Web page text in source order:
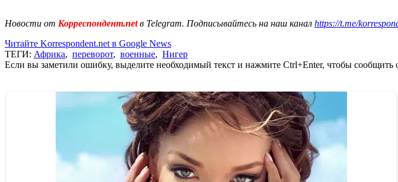
Новости от Корреспондент.netв Telegram. Подписывайтесь на наш канал https://t.me/
Читайте Korrespondent.net в Google News
ТЕГИ: Африка, переворот, военные, Нигер
Если вы заметили ошибку, выделите необходимый текст и нажмите Ctrl+Enter, чтобы сообщить